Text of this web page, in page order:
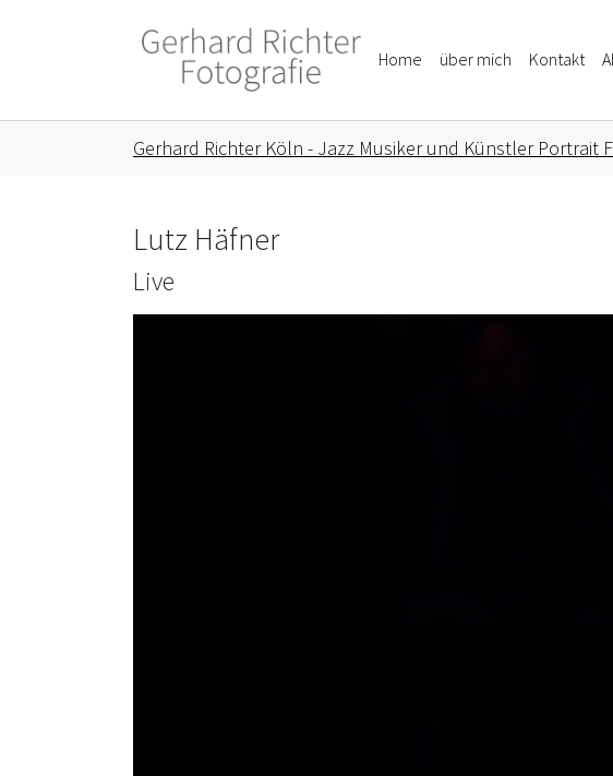
Home über mich Kontakt
Gerhard Richter Köln - Jazz Musiker und Künstler Portrait
Lutz Häfner
Live